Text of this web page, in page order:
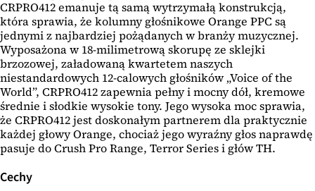
CRPRO412 emanuje tą samą wytrzymałą konstrukcją,
która sprawia, że kolumny głośnikowe Orange PPC są
jednymi z najbardziej pożądanych w branży muzycznej.
Wyposażona w 18-milimetrową skorupę ze sklejki
brzozowej, załadowaną kwartetem naszych
niestandardowych 12-calowych głośników „Voice of the
World”, CRPRO412 zapewnia pełny i mocny dół, kremowe
średnie i słodkie wysokie tony. Jego wysoka moc sprawia,
że CRPRO412 jest doskonałym partnerem dla praktycznie
każdej głowy Orange, chociaż jego wyraźny głos naprawdę
pasuje do Crush Pro Range, Terror Series i głów TH.
Cechy